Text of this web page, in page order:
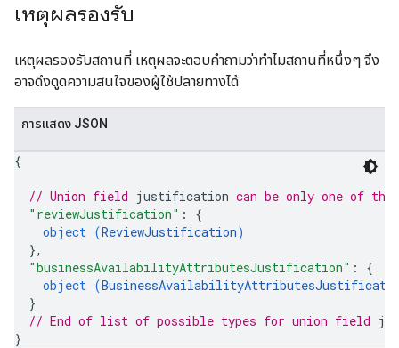
เหตุผลรองรับ
เหตุผลรองรับสถานที่ เหตุผลจะตอบคำถามว่าทำไมสถานที่หนึ่งๆ จึง
อาจดึงดูดความสนใจของผู้ใช้ปลายทางได้
การแสดง JSON
{
// Union field justification can be only one of
"reviewJustification" : {
object (ReviewJustification)
},
"businessAvailabilityAttributesJustification" : {
object (
}
// End of list of possible types for union field
}